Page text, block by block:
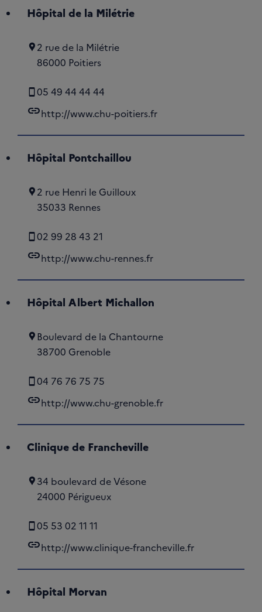
Hôpital de la Milétrie
2 rue de la Milétrie
86000 Poitiers
05 49 44 44 44
linkhttp://www.chu-poitiers.fr
Hôpital Pontchaillou
2 rue Henri le Guilloux
35033 Rennes
02 99 28 43 21
linkhttp://www.chu-rennes.fr
Hôpital Albert Michallon
Boulevard de la Chantourne
38700 Grenoble
04 76 76 75 75
linkhttp://www.chu-grenoble.fr
Clinique de Francheville
34 boulevard de Vésone
24000 Périgueux
05 53 02 11 11
linkhttp://www.clinique-francheville.fr
Hôpital Morvan